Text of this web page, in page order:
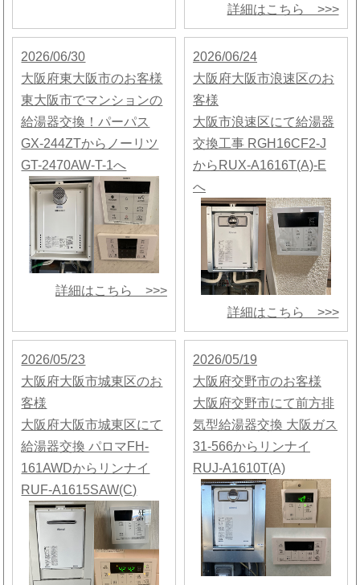
詳細はこちら >>>
2026/06/30
大阪府東大阪市のお客様
東大阪市でマンションの
給湯器交換！パーパス
GX-244ZTからノーリツ
GT-2470AW-T-1へ
詳細はこちら >>>
2026/06/24
大阪府大阪市浪速区のお
客様
大阪市浪速区にて給湯器
交換工事 RGH16CF2-J
からRUX-A1616T(A)-E
へ
詳細はこちら >>>
2026/05/23
大阪府大阪市城東区のお
客様
大阪府大阪市城東区にて
給湯器交換 パロマFH-
161AWDからリンナイ
RUF-A1615SAW(C)
2026/05/19
大阪府交野市のお客様
大阪府交野市にて前方排
気型給湯器交換 大阪ガス
31-566からリンナイ
RUJ-A1610T(A)